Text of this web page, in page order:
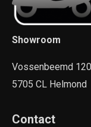
Showroom
Vossenbeemd 120
5705 CL Helmond
Contact